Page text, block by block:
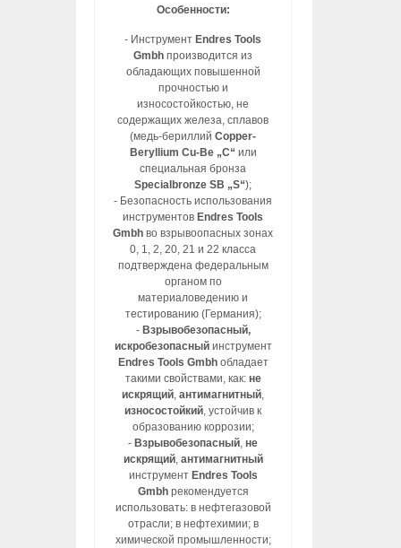
Особенности:
- Инструмент Endres Tools
Gmbh производится из
обладающих повышенной
прочностью и
износостойкостью, не
содержащих железа, сплавов
(медь-бериллийCopper-
Beryllium Cu-Be „C“ или
специальная бронза
Specialbronze SB „S“);
- Безопасность использования
инструментов Endres Tools
Gmbh во взрывоопасных зонах
0, 1, 2, 20, 21 и 22 класса
подтверждена федеральным
органом по
материаловедению и
тестированию (Германия);
- Взрывобезопасный,
искробезопасныйинструмент
Endres Tools Gmbhобладает
такими свойствами, как: не
искрящий,антимагнитный,
износостойкий, устойчив к
образованию коррозии;
- Взрывобезопасный,не
искрящий, антимагнитный
инструмент Endres Tools
Gmbhрекомендуется
использовать: в нефтегазовой
отрасли; в нефтехимии; в
химической промышленности;